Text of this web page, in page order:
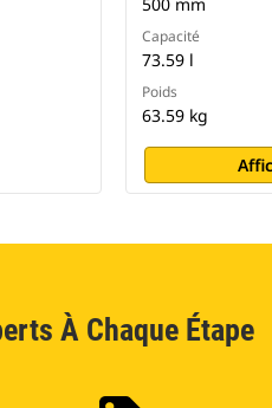
500 mm
Capacité
73.59 l
Poids
63.59 kg
À Chaque Étape